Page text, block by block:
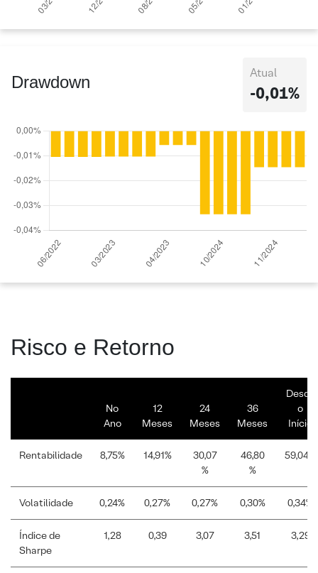
Drawdown Atual
-0,01%
Risco e Retorno
No
Ano
12
Meses
24
Meses
36
Meses
Desde
o
Início
Rentabilidade 8,75% 14,91%
30,07
%
46,80
%
59,04%
Volatilidade 0,24% 0,27% 0,27% 0,30% 0,34%
Índice de
Sharpe
1,28 0,39 3,07 3,51 3,29